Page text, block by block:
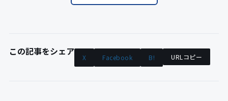
この記事をシェア X Facebook B! URLコピー